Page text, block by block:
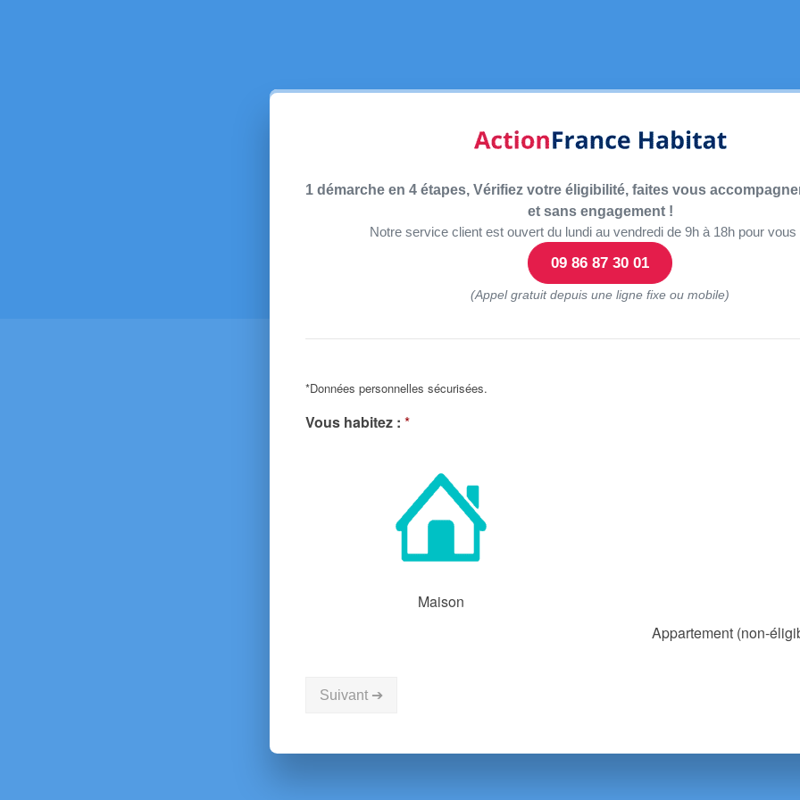
1 démarche en 4 étapes, Vérifiez votre éligibilité, faites vous
et sans engagement !
Notre service client est ouvert du lundi au vendredi de 9h à 18h pour vous
09 86 87 30 01
(Appel gratuit depuis une ligne fixe ou mobile)
*Données personnelles sécurisées.
Vous habitez : *
Maison
Appartement (non-
Suivant ➔